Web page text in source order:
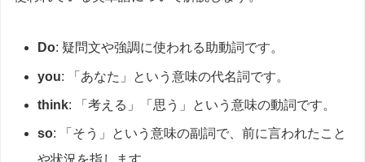
Do: 疑問文や強調に使われる助動詞です。
you: 「あなた」という意味の代名詞です。
think: 「考える」「思う」という意味の動詞です。
so: 「そう」という意味の副詞で、前に言われたこと
や状況を指します。